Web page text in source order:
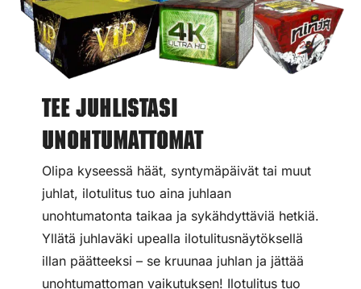
Tee juhlistasi
unohtumattomat
Olipa kyseessä häät, syntymäpäivät tai muut
juhlat, ilotulitus tuo aina juhlaan
unohtumatonta taikaa ja sykähdyttäviä hetkiä.
Yllätä juhlaväki upealla ilotulitusnäytöksellä
illan päätteeksi – se kruunaa juhlan ja jättää
unohtumattoman vaikutuksen! Ilotulitus tuo